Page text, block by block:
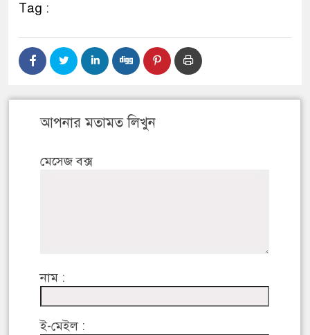
Tag :
আপনার মতামত লিখুন
মেসেজ বক্স
নাম :
ই-মেইল :